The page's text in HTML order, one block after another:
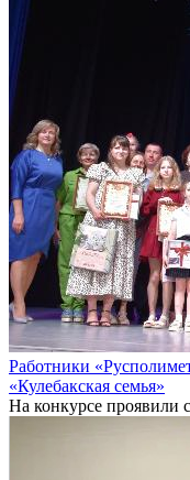
Работники
«Кулебакская семья»
На конкурсе проявили